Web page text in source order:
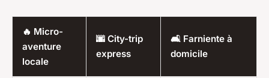
🔥 Micro-
aventure
locale
🌆 City-trip
express
🛋️ Farniente à
domicile